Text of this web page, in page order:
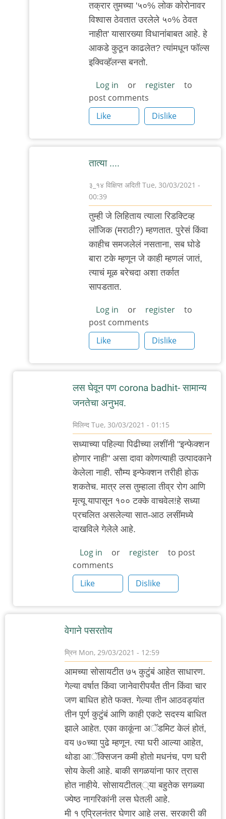
reply
सामान्य
व्यक्ती
काय
गैरसमज
पसरविणार
by
Rajesh188
तक्रार तुमच्या '५०% लोक कोरोनावर
विश्वास ठेवतात उरलेले ५०% ठेवत
नाहीत' यासारख्या विधानांबाबत आहे. हे
आकडे कुठून काढलेत? त्यांमधून फॉल्स
इक्विव्हॅलन्स बनतो.
Log in or register
to
post comments
Like
Dislike
तात्या ....
३_१४ विक्षिप्त अदिती Tue, 30/03/2021 -
00:39
reply
सामान्य
व्यक्ती
पसरविणार
by
Rajesh188
तुम्ही जे लिहिताय त्याला रिडक्टिव्ह
लॉजिक (मराठी?) म्हणतात. पुरेसं किंवा
काहीच समजलेलं नसताना, सब घोडे
बारा टके म्हणून जे काही म्हणलं जातं,
त्याचं मूळ बरेचदा अशा तर्कात
सापडतात.
Log in or register
to
post comments
Like
Dislike
लस घेवून पण corona badhit- सामान्य
जनतेचा अनुभव.
मिलिन्द Tue, 30/03/2021 - 01:15
reply
to
जगाच्या
पहिल्याच
वेळी
Rajesh188
सध्याच्या पहिल्या पिढीच्या लशींनी "इन्फेक्शन
होणार नाही" असा दावा कोणत्याही उत्पादकाने
केलेला नाही. सौम्य इन्फेक्शन तरीही होऊ
शकतेच. मात्र लस तुम्हाला तीव्र रोग आणि
मृत्यू यापासून १०० टक्के वाचवेल!हे सध्या
प्रचलित असलेल्या सात-आठ लसींमध्ये
दाखविले गेलेले आहे.
Log in or register
to post
comments
Like
Dislike
वेगाने पसरतोय
म्रिन Mon, 29/03/2021 - 12:59
आमच्या सोसायटीत ७५ कुटुंबं आहेत साधारण.
गेल्या वर्षात किंवा जानेवारीपर्यंत तीन किंवा चार
जण बाधित होते फक्त. गेल्या तीन आठवड्यांत
तीन पूर्ण कुटुंबं आणि काही एकटे सदस्य बाधित
झाले आहेत. एका काकूंना अॅडमिट केलं हाेतं,
वय ७०च्या पुढे म्हणून. त्या घरी आल्या आहेत,
थोडा आॅक्सिजन कमी होतो मधनंच, पण घरी
सोय केली आहे. बाकी सगळयांना फार त्रास
होत नाहीये. सोसायटीतल््या बहुतेक सगळ्या
ज्येष्ठ नागरिकांनी लस घेतली आहे.
मी १ एप्रिलनंतर घेणार आहे लस. सरकारी की